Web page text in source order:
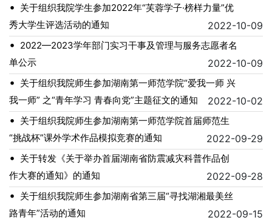
• 关于组织我院学生参加2022年“芙蓉学子·榜样力量”优
秀大学生评选活动的通知
2022-10-09
• 2022—2023学年部门实习干事及管理与服务志愿者名
单公示
2022-10-09
• 关于组织我院师生参加湖南第一师范学院“爱我一师 兴
我一师” 之“青年学习 青春向党”主题征文的通知
2022-10-02
• 关于组织我院师生参加湖南第一师范学院首届师范生
“挑战杯”课外学术作品模拟竞赛的通知
2022-09-29
• 关于转发《关于举办首届湖南省防震减灾科普作品创
作大赛的通知》的通知
2022-09-28
• 关于组织我院师生参加湖南省第三届“寻找湖湘最美丝
路青年”活动的通知
2022-09-15